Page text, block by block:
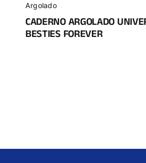
Argolado
CADERNO ARGOLADO
BESTIES FOREVER